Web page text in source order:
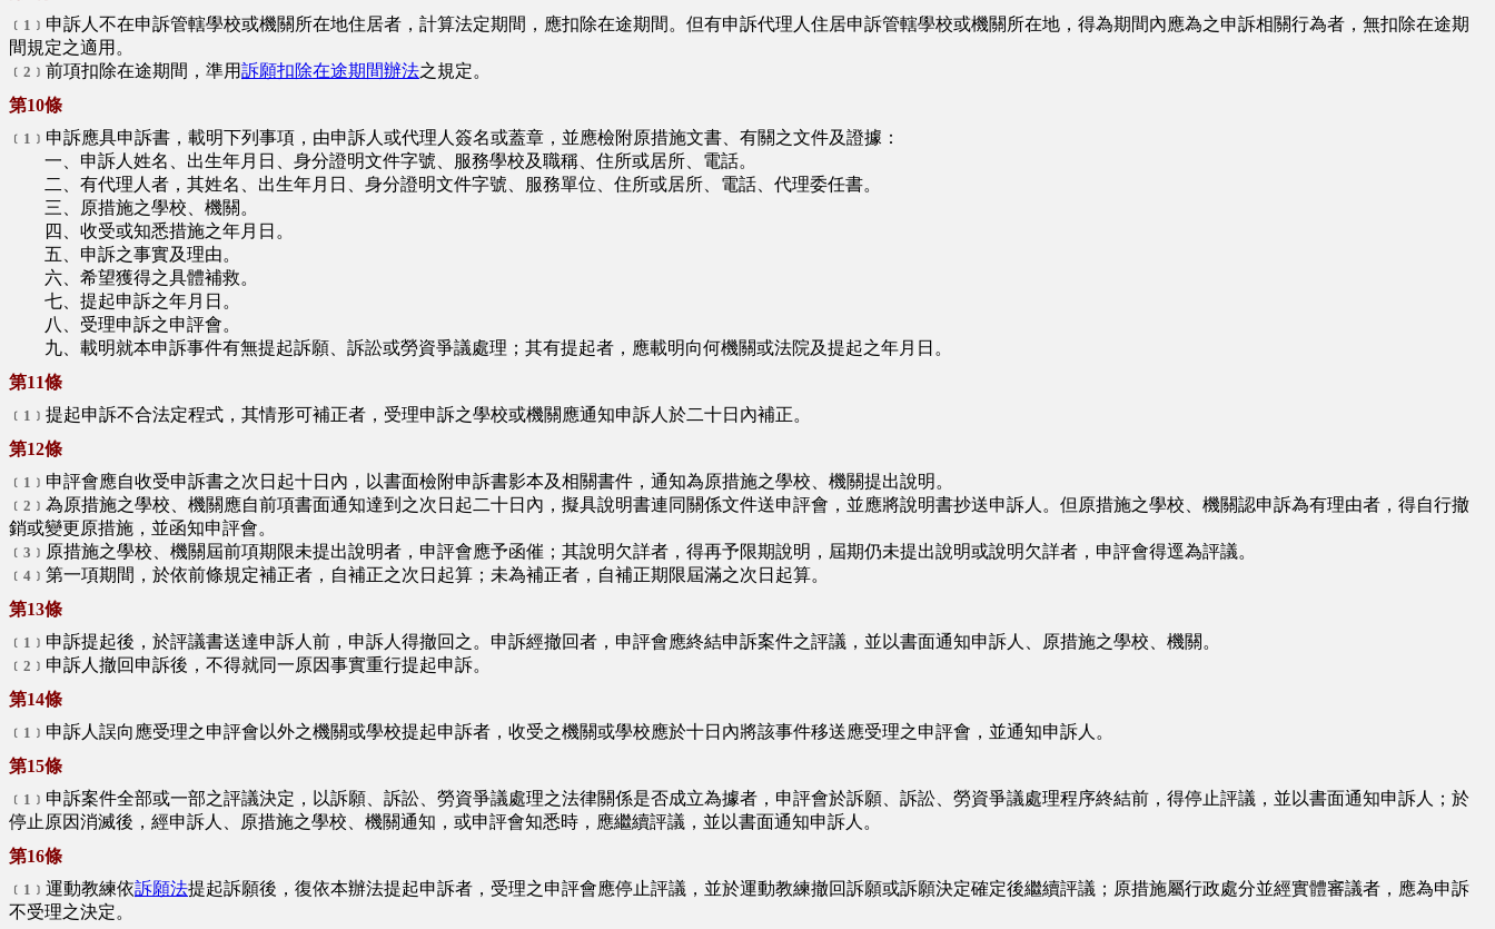
﹝1﹞ 申訴人不在申訴管轄學校或機關所在地住居者，計算法定期間，應扣除在途期間。但有申訴代理人住居申訴管轄學校或機關所在地，得為期間內應為之申訴相關行為者，無扣除在途期
間規定之適用。
﹝2﹞ 前項扣除在途期間，準用訴願扣除在途期間辦法之規定。
第10條
﹝1﹞ 申訴應具申訴書，載明下列事項，由申訴人或代理人簽名或蓋章，並應檢附原措施文書、有關之文件及證據：
一、申訴人姓名、出生年月日、身分證明文件字號、服務學校及職稱、住所或居所、電話。
二、有代理人者，其姓名、出生年月日、身分證明文件字號、服務單位、住所或居所、電話、代理委任書。
三、原措施之學校、機關。
四、收受或知悉措施之年月日。
五、申訴之事實及理由。
六、希望獲得之具體補救。
七、提起申訴之年月日。
八、受理申訴之申評會。
九、載明就本申訴事件有無提起訴願、訴訟或勞資爭議處理；其有提起者，應載明向何機關或法院及提起之年月日。
第11條
﹝1﹞ 提起申訴不合法定程式，其情形可補正者，受理申訴之學校或機關應通知申訴人於二十日內補正。
第12條
﹝1﹞ 申評會應自收受申訴書之次日起十日內，以書面檢附申訴書影本及相關書件，通知為原措施之學校、機關提出說明。
﹝2﹞ 為原措施之學校、機關應自前項書面通知達到之次日起二十日內，擬具說明書連同關係文件送申評會，並應將說明書抄送申訴人。但原措施之學校、機關認申訴為有理由者，得自行撤
銷或變更原措施，並函知申評會。
﹝3﹞ 原措施之學校、機關屆前項期限未提出說明者，申評會應予函催；其說明欠詳者，得再予限期說明，屆期仍未提出說明或說明欠詳者，申評會得逕為評議。
﹝4﹞ 第一項期間，於依前條規定補正者，自補正之次日起算；未為補正者，自補正期限屆滿之次日起算。
第13條
﹝1﹞ 申訴提起後，於評議書送達申訴人前，申訴人得撤回之。申訴經撤回者，申評會應終結申訴案件之評議，並以書面通知申訴人、原措施之學校、機關。
﹝2﹞ 申訴人撤回申訴後，不得就同一原因事實重行提起申訴。
第14條
﹝1﹞ 申訴人誤向應受理之申評會以外之機關或學校提起申訴者，收受之機關或學校應於十日內將該事件移送應受理之申評會，並通知申訴人。
第15條
﹝1﹞ 申訴案件全部或一部之評議決定，以訴願、訴訟、勞資爭議處理之法律關係是否成立為據者，申評會於訴願、訴訟、勞資爭議處理程序終結前，得停止評議，並以書面通知申訴人；於
停止原因消滅後，經申訴人、原措施之學校、機關通知，或申評會知悉時，應繼續評議，並以書面通知申訴人。
第16條
﹝1﹞ 運動教練依訴願法提起訴願後，復依本辦法提起申訴者，受理之申評會應停止評議，並於運動教練撤回訴願或訴願決定確定後繼續評議；原措施屬行政處分並經實體審議者，應為申訴
不受理之決定。